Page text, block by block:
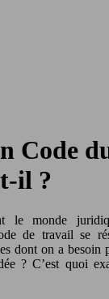
Code
il ?
le monde
de travail se
dont on a
? C’est quoi